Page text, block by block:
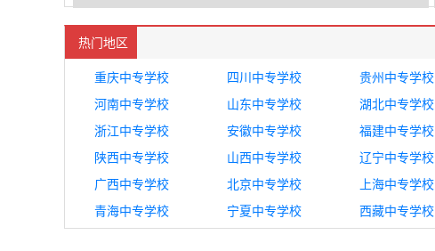
热门地区
重庆中专学校
四川中专学校 贵州中专学校
河南中专学校
山东中专学校 湖北中专学校
浙江中专学校
安徽中专学校 福建中专学校
陕西中专学校
山西中专学校 辽宁中专学校
广西中专学校
北京中专学校 上海中专学校
青海中专学校
宁夏中专学校 西藏中专学校